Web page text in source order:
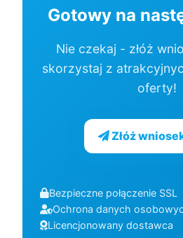
Gotowy na
Nie czekaj - złóż
skorzystaj z
oferty!
Złóż
Bezpieczne połączenie SSL
Ochrona danych
Licencjonowany dostawca